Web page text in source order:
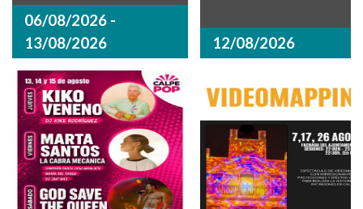
06/08/2026 -
13/08/2026
12/08/2026